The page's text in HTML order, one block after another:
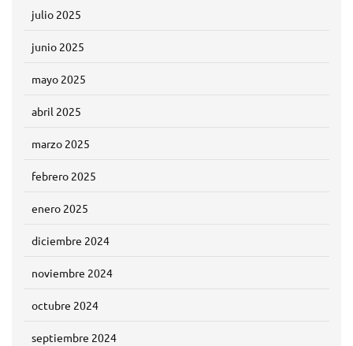
julio 2025
junio 2025
mayo 2025
abril 2025
marzo 2025
febrero 2025
enero 2025
diciembre 2024
noviembre 2024
octubre 2024
septiembre 2024